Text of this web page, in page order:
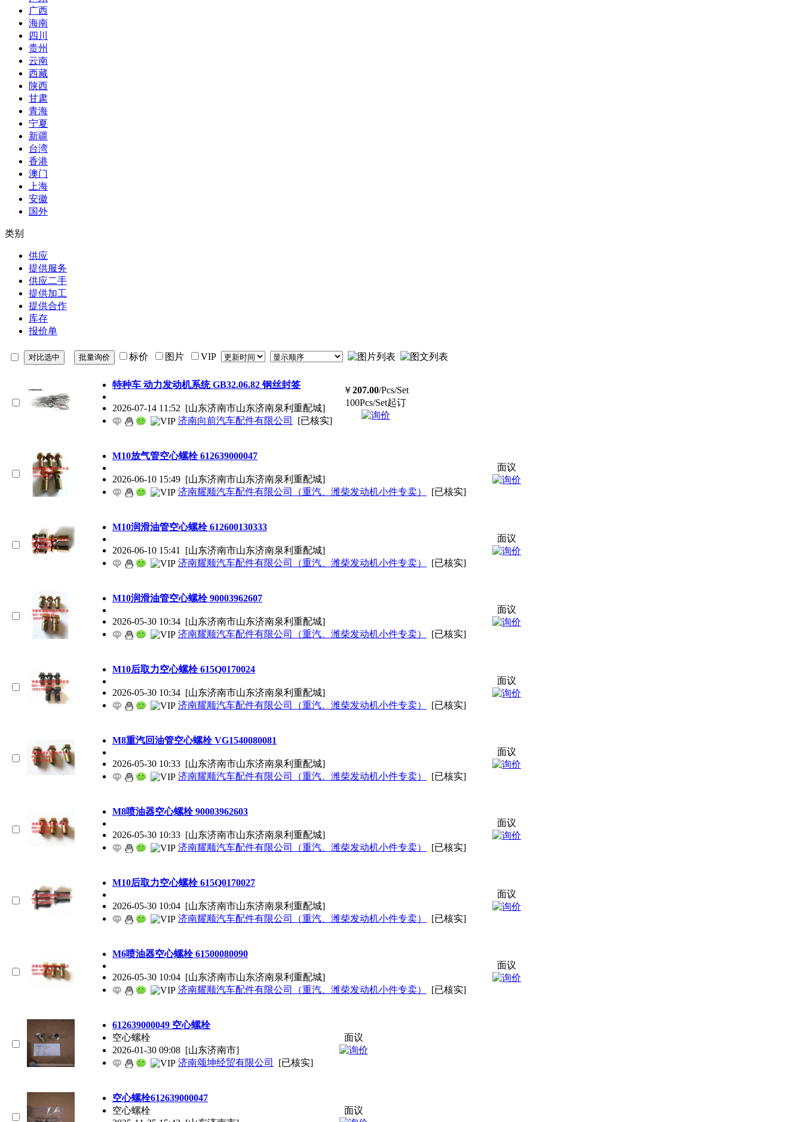
广西
海南
四川
贵州
云南
西藏
陕西
甘肃
青海
宁夏
新疆
台湾
香港
澳门
上海
安徽
国外
类别
供应
提供服务
供应二手
提供加工
提供合作
库存
报价单
标价 图片 VIP
特种车 动力发动机系统 GB32.06.82 钢丝封签
2026-07-14 11:52 [山东济南市山东济南泉利重配城]
济南向前汽车配件有限公司
[已核实]
￥207.00/Pcs/Set
100Pcs/Set起订
M10放气管空心螺栓 612639000047
2026-06-10 15:49 [山东济南市山东济南泉利重配城]
济南耀顺汽车配件有限公司（重汽、潍柴发动机小件专卖）
[已核实]
面议
M10润滑油管空心螺栓 612600130333
2026-06-10 15:41 [山东济南市山东济南泉利重配城]
济南耀顺汽车配件有限公司（重汽、潍柴发动机小件专卖）
[已核实]
面议
M10润滑油管空心螺栓 90003962607
2026-05-30 10:34 [山东济南市山东济南泉利重配城]
济南耀顺汽车配件有限公司（重汽、潍柴发动机小件专卖）
[已核实]
面议
M10后取力空心螺栓 615Q0170024
2026-05-30 10:34 [山东济南市山东济南泉利重配城]
济南耀顺汽车配件有限公司（重汽、潍柴发动机小件专卖）
[已核实]
面议
M8重汽回油管空心螺栓 VG1540080081
2026-05-30 10:33 [山东济南市山东济南泉利重配城]
济南耀顺汽车配件有限公司（重汽、潍柴发动机小件专卖）
[已核实]
面议
M8喷油器空心螺栓 90003962603
2026-05-30 10:33 [山东济南市山东济南泉利重配城]
济南耀顺汽车配件有限公司（重汽、潍柴发动机小件专卖）
[已核实]
面议
M10后取力空心螺栓 615Q0170027
2026-05-30 10:04 [山东济南市山东济南泉利重配城]
济南耀顺汽车配件有限公司（重汽、潍柴发动机小件专卖）
[已核实]
面议
M6喷油器空心螺栓 61500080090
2026-05-30 10:04 [山东济南市山东济南泉利重配城]
济南耀顺汽车配件有限公司（重汽、潍柴发动机小件专卖）
[已核实]
面议
612639000049 空心螺栓
空心螺栓
2026-01-30 09:08 [山东济南市]
济南颂坤经贸有限公司
[已核实]
面议
空心螺栓612639000047
空心螺栓
面议